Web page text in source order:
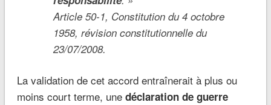
Article 50-1, Constitution du 4 octobre
1958, révision constitutionnelle du
23/07/2008.
La validation de cet accord entraînerait à plus ou
moins court terme, une déclaration de guerre